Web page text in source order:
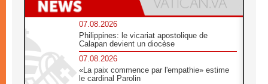
07.08.2026
Philippines: le vicariat apostolique de
Calapan devient un diocèse
07.08.2026
«La paix commence par l'empathie» estime
le cardinal Parolin